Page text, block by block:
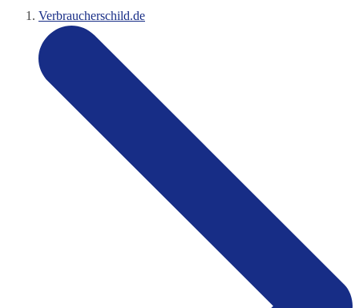
Verbraucherschild.de